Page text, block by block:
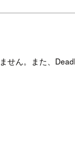
ん。また、